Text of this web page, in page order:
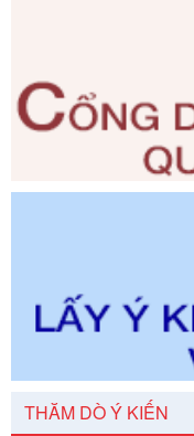
Tên: Quyết định về
chính ban hành mới,
đầu tư, lĩnh vực đấu
quyền giải quyết của
tế Đông Nam Nghệ
Ngày ban hành: 23/
292/
định chi tiết một số
dẫn thi hành Luật
Ngày ban hành: 21/07/
292/
Tên: Nghị định số
định chi tiết một số
dẫn thi hành Luật
Ngày ban hành: 21/
Số kí hiệu:105/
THĂM DÒ Ý KIẾN